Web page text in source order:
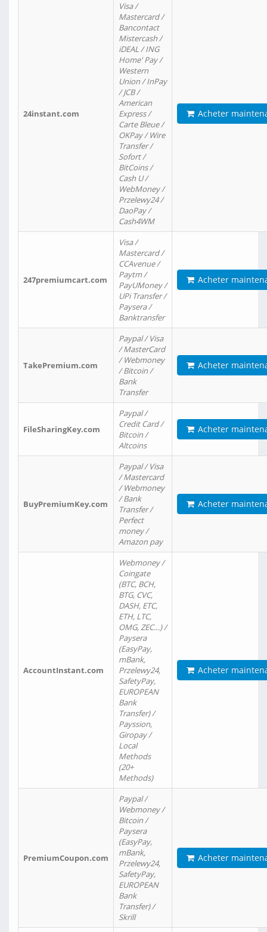
24instant.com
Visa /
Mastercard /
Bancontact
Mistercash /
iDEAL / ING
Home' Pay /
Western
Union / InPay
/ JCB /
American
Express /
Carte Bleue /
OKPay / Wire
Transfer /
Sofort /
BitCoins /
Cash U /
WebMoney /
Przelewy24 /
DaoPay /
Cash4WM
Acheter
247premiumcart.com
Visa /
Mastercard /
CCAvenue /
Paytm /
PayUMoney /
UPi Transfer /
Paysera /
Banktransfer
Acheter
TakePremium.com
Paypal / Visa
/ MasterCard
/ Webmoney
/ Bitcoin /
Bank
Transfer
Acheter
FileSharingKey.com
Paypal /
Credit Card /
Bitcoin /
Altcoins
Acheter
BuyPremiumKey.com
Paypal / Visa
/ Mastercard
/ Webmoney
/ Bank
Transfer /
Perfect
money /
Amazon pay
Acheter
AccountInstant.com
Webmoney /
Coingate
(BTC, BCH,
BTG, CVC,
DASH, ETC,
ETH, LTC,
OMG, ZEC…) /
Paysera
(EasyPay,
mBank,
Przelewy24,
SafetyPay,
EUROPEAN
Bank
Transfer) /
Payssion,
Giropay /
Local
Methods
(20+
Methods)
Acheter
PremiumCoupon.com
Paypal /
Webmoney /
Bitcoin /
Paysera
(EasyPay,
mBank,
Przelewy24,
SafetyPay,
EUROPEAN
Bank
Transfer) /
Skrill
Acheter